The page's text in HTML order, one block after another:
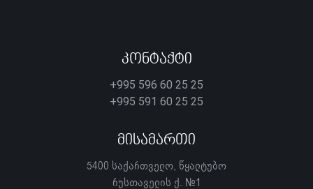
Კონტაქტი
+995 596 60 25 25
+995 591 60 25 25
Მისამართი
5400 საქართველო, წყალტუბო
რუსთაველის ქ. №1